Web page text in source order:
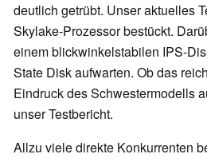
deutlich getrübt. Unser aktuelles
Skylake-Prozessor bestückt.
einem blickwinkelstabilen IPS-
State Disk aufwarten. Ob das
Eindruck des Schwestermodells
unser Testbericht.
Allzu viele direkte Konkurrenten